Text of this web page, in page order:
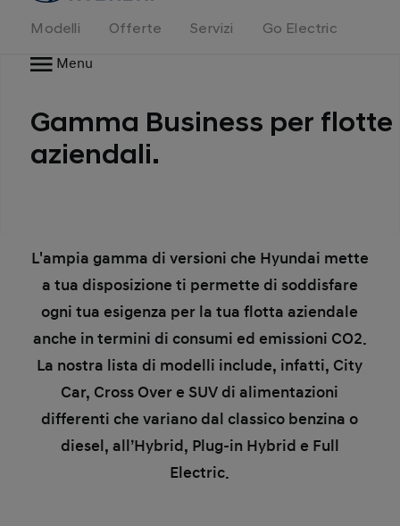
Modelli Offerte Servizi
Go Electric
Menu
Gamma Business per flotte
aziendali.
L'ampia gamma di versioni che Hyundai mette
a tua disposizione ti permette di soddisfare
ogni tua esigenza per la tua flotta aziendale
anche in termini di consumi ed emissioni CO2.
La nostra lista di modelli include, infatti, City
Car, Cross Over e SUV di alimentazioni
differenti che variano dal classico benzina o
diesel, all’Hybrid, Plug-in Hybrid e Full
Electric.